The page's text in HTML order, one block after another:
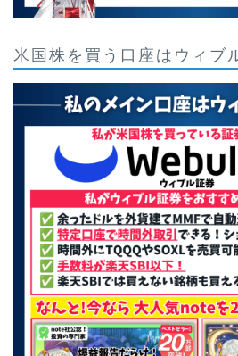
米国株を買う口座はウィブ